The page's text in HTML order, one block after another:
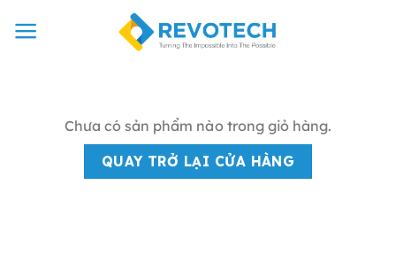
đến
Chưa có sản phẩm nào trong giỏ hàng.
QUAY TRỞ LẠI CỬA HÀNG